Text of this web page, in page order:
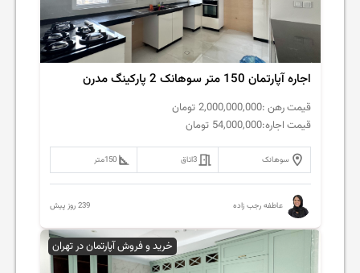
اجاره آپارتمان 150 متر سوهانک 2 پارکینگ مدرن
قیمت رهن :2,000,000,000 تومان
قیمت اجاره:54,000,000 تومان
سوهانک 3اتاق 150متر
عاطفه رجب زاده 239 روز پیش
خرید و فروش آپارتمان در تهران